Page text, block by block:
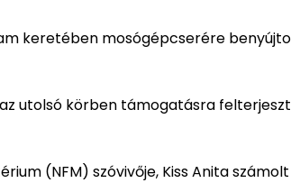
keretében mosógépcserére
utolsó körben támogatásra
(NFM) szóvivője, Kiss Anita